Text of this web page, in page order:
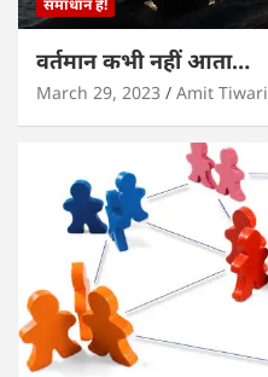
वर्तमान कभी नहीं आता…
March 29, 2023 Amit Tiwari